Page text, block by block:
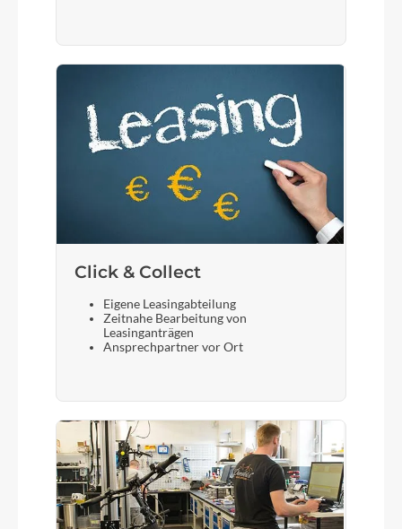
Click & Collect
Eigene Leasingabteilung
Zeitnahe Bearbeitung von
Leasinganträgen
Ansprechpartner vor Ort